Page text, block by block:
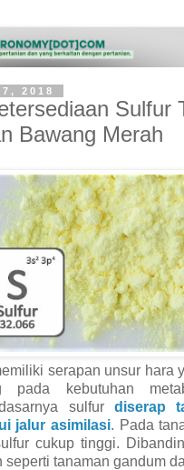
2018
Sulfur
Bawang Merah
serapan unsur hara
pada kebutuhan
sulfur diserap
jalur asimilasi. Pada
cukup tinggi.
seperti tanaman gandum